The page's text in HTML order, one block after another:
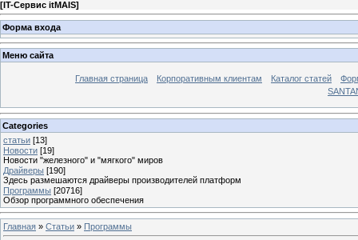
[IT-Сервис itMAIS]
Форма входа
Меню сайта
Главная страница Корпоративным клиентам Каталог статей
Categories
статьи [13]
Новости [19]
Новости "железного" и "мягкого" миров
Драйверы [190]
Здесь размешаются драйверы производителей платформ
Программы [20716]
Обзор программного обеспечения
Главная » Статьи » Программы